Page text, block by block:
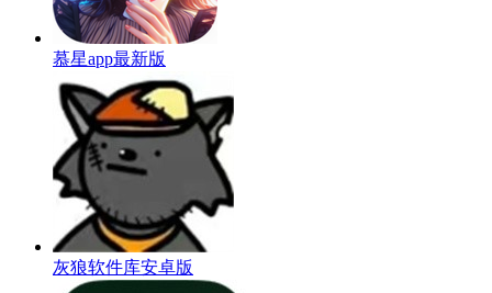
慕星app最新版
灰狼软件库安卓版